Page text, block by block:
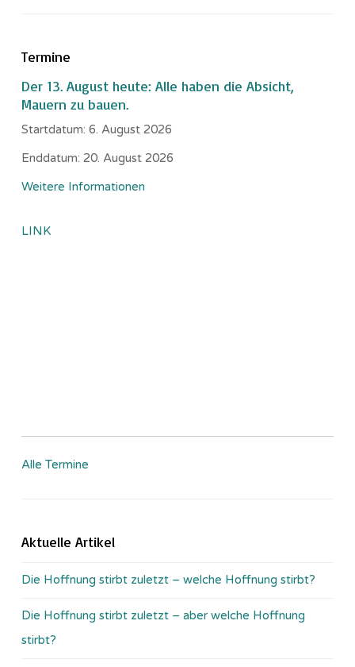
Termine
Der 13. August heute: Alle haben die Absicht,
Mauern zu bauen.
Startdatum: 6. August 2026
Enddatum: 20. August 2026
Weitere Informationen
LINK
Alle Termine
Aktuelle Artikel
Die Hoffnung stirbt zuletzt – welche Hoffnung stirbt?
Die Hoffnung stirbt zuletzt – aber welche Hoffnung
stirbt?